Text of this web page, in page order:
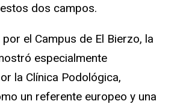
dos campos.
el Campus de El Bierzo, la
especialmente
la Clínica Podológica,
un referente europeo y una